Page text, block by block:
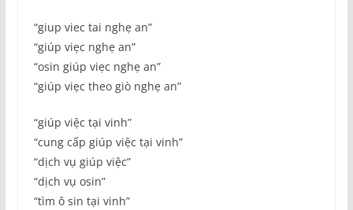
“giup viec tai nghẹ an”
“giúp viẹc nghẹ an”
“osin giúp viẹc nghẹ an”
“giúp viẹc theo giò nghẹ an”
“giúp việc tại vinh”
“cung cấp giúp việc tại vinh”
“dịch vụ giúp việc”
“dịch vụ osin”
“tìm ô sin tại vinh”